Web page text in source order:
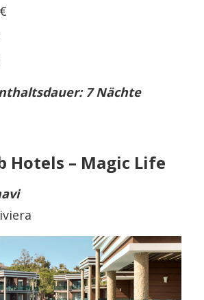
7 Nächte
Hotels – Magic Life